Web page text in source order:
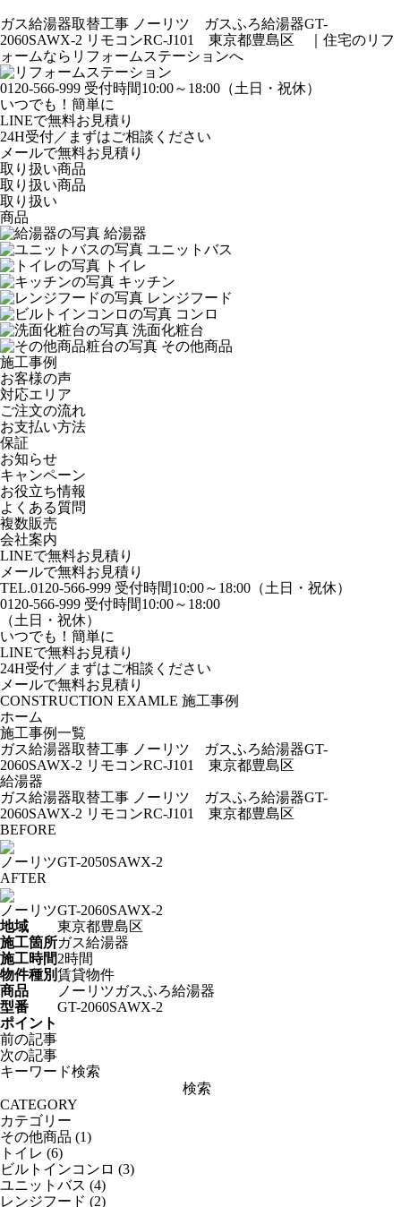
ガス給湯器取替工事 ノーリツ ガスふろ給湯器GT-
2060SAWX-2 リモコンRC-J101 東京都豊島区 ｜ 住宅のリフ
ォームならリフォームステーションへ
0120-566-999 受付時間10:00～18:00（土日・祝休）
いつでも！簡単に
LINEで無料お見積り
24H受付／まずはご相談ください
メールで無料お見積り
取り扱い商品
取り扱い商品
取り扱い
商品
給湯器
ユニットバス
トイレ
キッチン
レンジフード
コンロ
洗面化粧台
その他商品
施工事例
お客様の声
対応エリア
ご注文の流れ
お支払い方法
保証
お知らせ
キャンペーン
お役立ち情報
よくある質問
複数販売
会社案内
LINEで無料お見積り
メールで無料お見積り
TEL.0120-566-999 受付時間10:00～18:00（土日・祝休）
0120-566-999 受付時間10:00～18:00
（土日・祝休）
いつでも！簡単に
LINEで無料お見積り
24H受付／ まずはご相談ください
メールで無料お見積り
CONSTRUCTION EXAMLE 施工事例
ホーム
施工事例一覧
ガス給湯器取替工事 ノーリツ ガスふろ給湯器GT-
2060SAWX-2 リモコンRC-J101 東京都豊島区
給湯器
ガス給湯器取替工事 ノーリツ ガスふろ給湯器GT-
2060SAWX-2 リモコンRC-J101 東京都豊島区
BEFORE
ノーリツGT-2050SAWX-2
AFTER
ノーリツGT-2060SAWX-2
地域
東京都豊島区
施工箇所ガス給湯器
施工時間2時間
物件種別賃貸物件
商品
ノーリツガスふろ給湯器
型番
GT-2060SAWX-2
ポイント
投
稿
ナ
ゲ
ー
シ
ョ
ン
前の記事
次の記事
キーワード検索
索:
CATEGORY
カテゴリー
その他商品 (1)
トイレ (6)
ビルトインコンロ (3)
ユニットバス (4)
レンジフード (2)